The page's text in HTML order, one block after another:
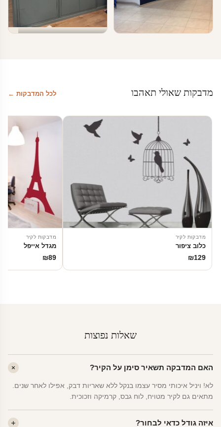
מדבקות שאולי תאהבו לכל המדבקות ←
מדבקות לקיר
כלוב ציפור
₪129
מדבקות לקיר
מגדל אייפל
₪89
שאלות נפוצות
האם המדבקה תשאיר סימן על הקיר?
לא! ויניל איכותי מסיר עצמו בנקל ללא שאריות דבק, אפילו לאחר שנים.
מתאים גם לקיר מטויח, לוח גבס, קרמיקה וזכוכית.
איזה גודל כדאי לבחור?